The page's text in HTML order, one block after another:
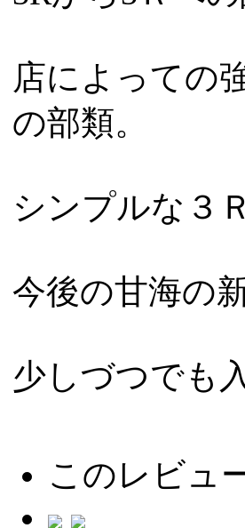
店によっての
の部類。
シンプルな３
今後の甘海の
少しづつでも
このレビュ